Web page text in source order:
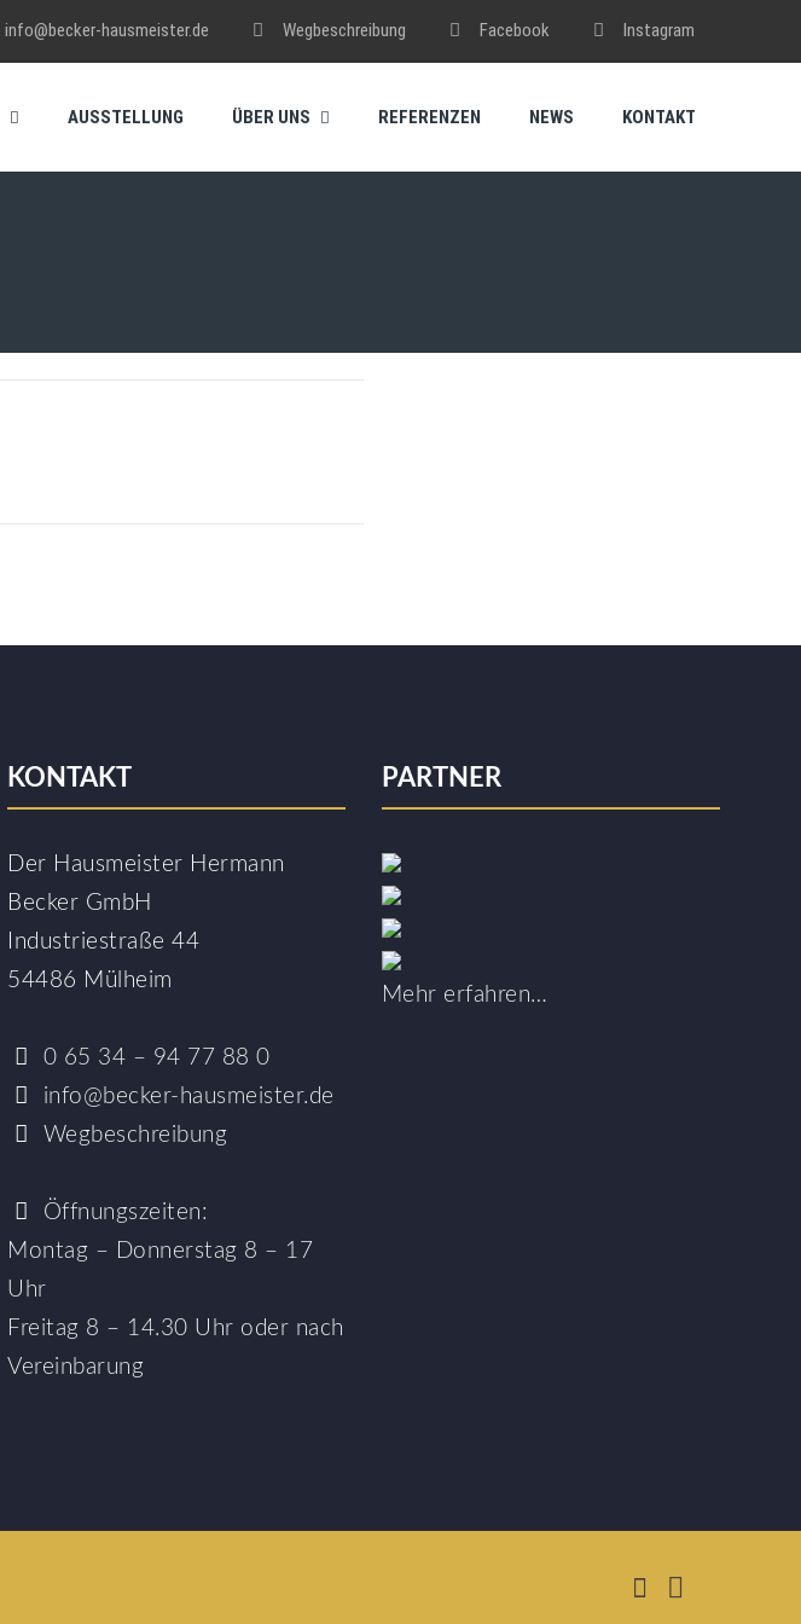
info@becker-hausmeister.de Wegbeschreibung Facebook Instagram
AUSSTELLUNG ÜBER UNS REFERENZEN NEWS KONTAKT
KONTAKT
Der Hausmeister Hermann
Becker GmbH
Industriestraße 44
54486 Mülheim
0 65 34 – 94 77 88 0
info@becker-hausmeister.de
Wegbeschreibung
Öffnungszeiten:
Montag – Donnerstag 8 – 17
Uhr
Freitag 8 – 14.30 Uhr oder nach
Vereinbarung
PARTNER
Mehr erfahren…